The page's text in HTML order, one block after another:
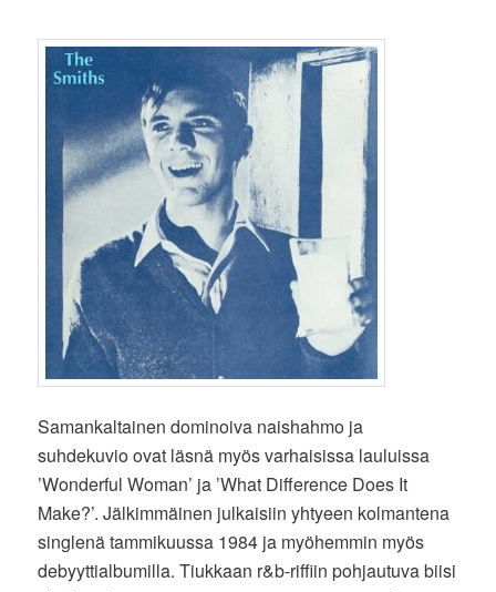
Samankaltainen dominoiva naishahmo ja
suhdekuvio ovat läsnä myös varhaisissa lauluissa
’Wonderful Woman’ ja ’What Difference Does It
Make?’. Jälkimmäinen julkaisiin yhtyeen kolmantena
singlenä tammikuussa 1984 ja myöhemmin myös
debyyttialbumilla. Tiukkaan r&b-riffiin pohjautuva biisi